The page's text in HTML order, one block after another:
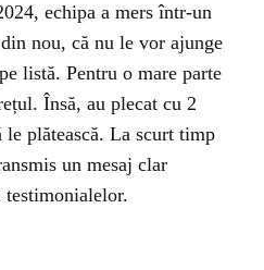
echipa a mers într-un
nou, că nu le vor ajunge
listă. Pentru o mare parte
Însă, au plecat cu 2
le plătească. La scurt timp
un mesaj clar